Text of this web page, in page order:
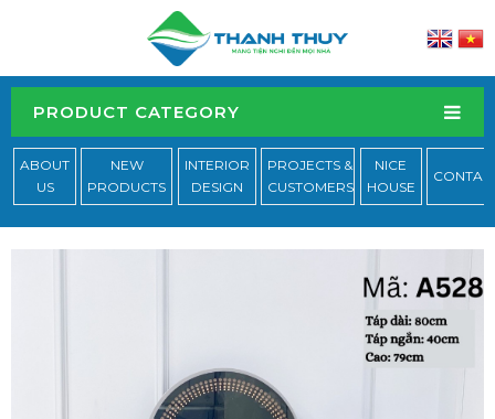
PRODUCT CATEGORY
ABOUT
US
NEW
PRODUCTS
INTERIOR
DESIGN
PROJECTS &
CUSTOMERS
NICE
HOUSE